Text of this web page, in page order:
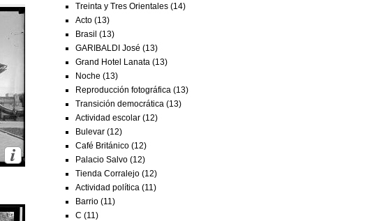
Treinta y Tres Orientales (14)
Acto (13)
Brasil (13)
GARIBALDI José (13)
Grand Hotel Lanata (13)
Noche (13)
Reproducción fotográfica (13)
Transición democrática (13)
Actividad escolar (12)
Bulevar (12)
Café Británico (12)
Palacio Salvo (12)
Tienda Corralejo (12)
Actividad política (11)
Barrio (11)
C (11)